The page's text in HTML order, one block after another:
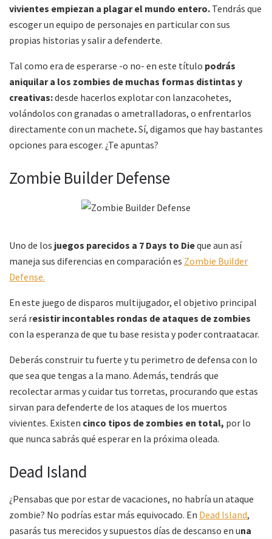
vivientes empiezan a plagar el mundo entero. Tendrás que
escoger un equipo de personajes en particular con sus
propias historias y salir a defenderte.
Tal como era de esperarse -o no- en este título podrás
aniquilar a los zombies de muchas formas distintas y
creativas:desde hacerlos explotar con lanzacohetes,
volándolos con granadas o ametralladoras, o enfrentarlos
directamente con un machete.Sí, digamos que hay bastantes
opciones para escoger. ¿Te apuntas?
Zombie Builder Defense
Uno de los juegos parecidos a 7 Days to Dieque aun así
maneja sus diferencias en comparación es Zombie Builder
Defense.
En este juego de disparos multijugador, el objetivo principal
será resistir incontables rondas de ataques de zombies
con la esperanza de que tu base resista y poder contraatacar.
Deberás construir tu fuerte y tu perimetro de defensa con lo
que sea que tengas a la mano. Además, tendrás que
recolectar armas y cuidar tus torretas, procurando que estas
sirvan para defenderte de los ataques de los muertos
vivientes. Existen cinco tipos de zombies en total, por lo
que nunca sabrás qué esperar en la próxima oleada.
Dead Island
¿Pensabas que por estar de vacaciones, no habría un ataque
zombie? No podrías estar más equivocado. En Dead Island,
pasarás tus merecidos y supuestos días de descanso en una